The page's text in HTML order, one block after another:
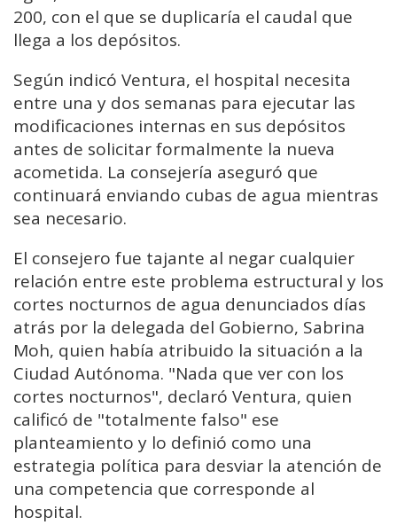
200, con el que se duplicaría el caudal que
llega a los depósitos.
Según indicó Ventura, el hospital necesita
entre una y dos semanas para ejecutar las
modificaciones internas en sus depósitos
antes de solicitar formalmente la nueva
acometida. La consejería aseguró que
continuará enviando cubas de agua mientras
sea necesario.
El consejero fue tajante al negar cualquier
relación entre este problema estructural y los
cortes nocturnos de agua denunciados días
atrás por la delegada del Gobierno, Sabrina
Moh, quien había atribuido la situación a la
Ciudad Autónoma. "Nada que ver con los
cortes nocturnos", declaró Ventura, quien
calificó de "totalmente falso" ese
planteamiento y lo definió como una
estrategia política para desviar la atención de
una competencia que corresponde al
hospital.